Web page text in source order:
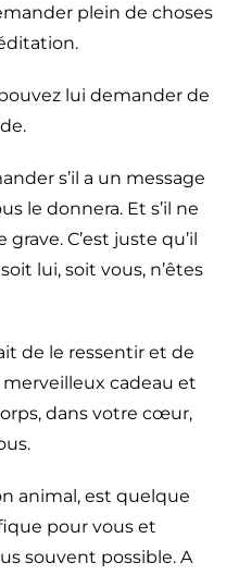
plein de choses
lui demander de
s’il a un message
le donnera. Et s’il ne
C’est juste qu’il
lui, soit vous, n’êtes
de le ressentir et de
cadeau et
dans votre cœur,
animal, est quelque
pour vous et
souvent possible. A